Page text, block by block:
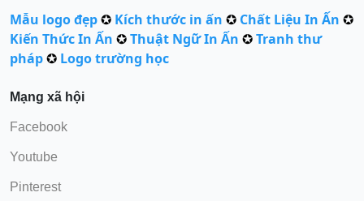
Mẫu logo đẹp✪ Kích thước in ấn ✪ Chất Liệu In Ấn ✪
Kiến Thức In Ấn ✪Thuật Ngữ In Ấn ✪Tranh thư
pháp✪ Logo trường học
Mạng xã hội
Facebook
Youtube
Pinterest